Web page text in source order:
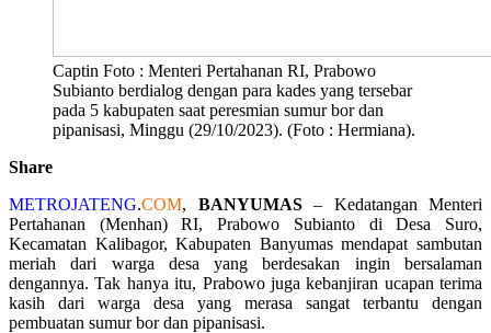
Captin Foto : Menteri Pertahanan RI, Prabowo
Subianto berdialog dengan para kades yang tersebar
pada 5 kabupaten saat peresmian sumur bor dan
pipanisasi, Minggu (29/10/2023). (Foto : Hermiana).
Share
METROJATENG.COM, BANYUMAS– Kedatangan Menteri
Pertahanan (Menhan) RI, Prabowo Subianto di Desa Suro,
Kecamatan Kalibagor, Kabupaten Banyumas mendapat sambutan
meriah dari warga desa yang berdesakan ingin bersalaman
dengannya. Tak hanya itu, Prabowo juga kebanjiran ucapan terima
kasih dari warga desa yang merasa sangat terbantu dengan
pembuatan sumur bor dan pipanisasi.